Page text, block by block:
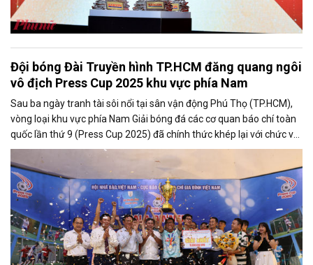
Đội bóng Đài Truyền hình TP.HCM đăng quang ngôi
vô địch Press Cup 2025 khu vực phía Nam
Sau ba ngày tranh tài sôi nổi tại sân vận động Phú Thọ (TP.HCM),
vòng loại khu vực phía Nam Giải bóng đá các cơ quan báo chí toàn
quốc lần thứ 9 (Press Cup 2025) đã chính thức khép lại với chức vô
địch thuộc về đội bóng Đài Truyền hình TP.HCM (HTV).